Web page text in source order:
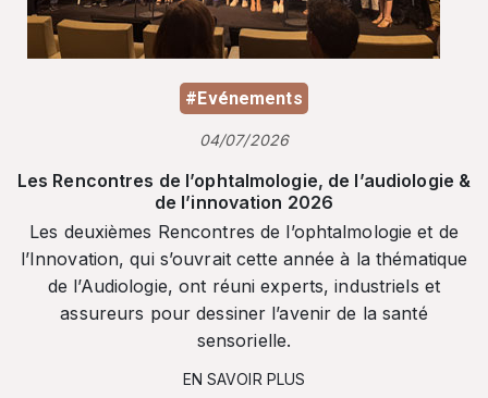
#Evénements
04/07/2026
Les Rencontres de l’ophtalmologie, de l’audiologie &
de l’innovation 2026
Les deuxièmes Rencontres de l’ophtalmologie et de
l’Innovation, qui s’ouvrait cette année à la thématique
de l’Audiologie, ont réuni experts, industriels et
assureurs pour dessiner l’avenir de la santé
sensorielle.
EN SAVOIR PLUS